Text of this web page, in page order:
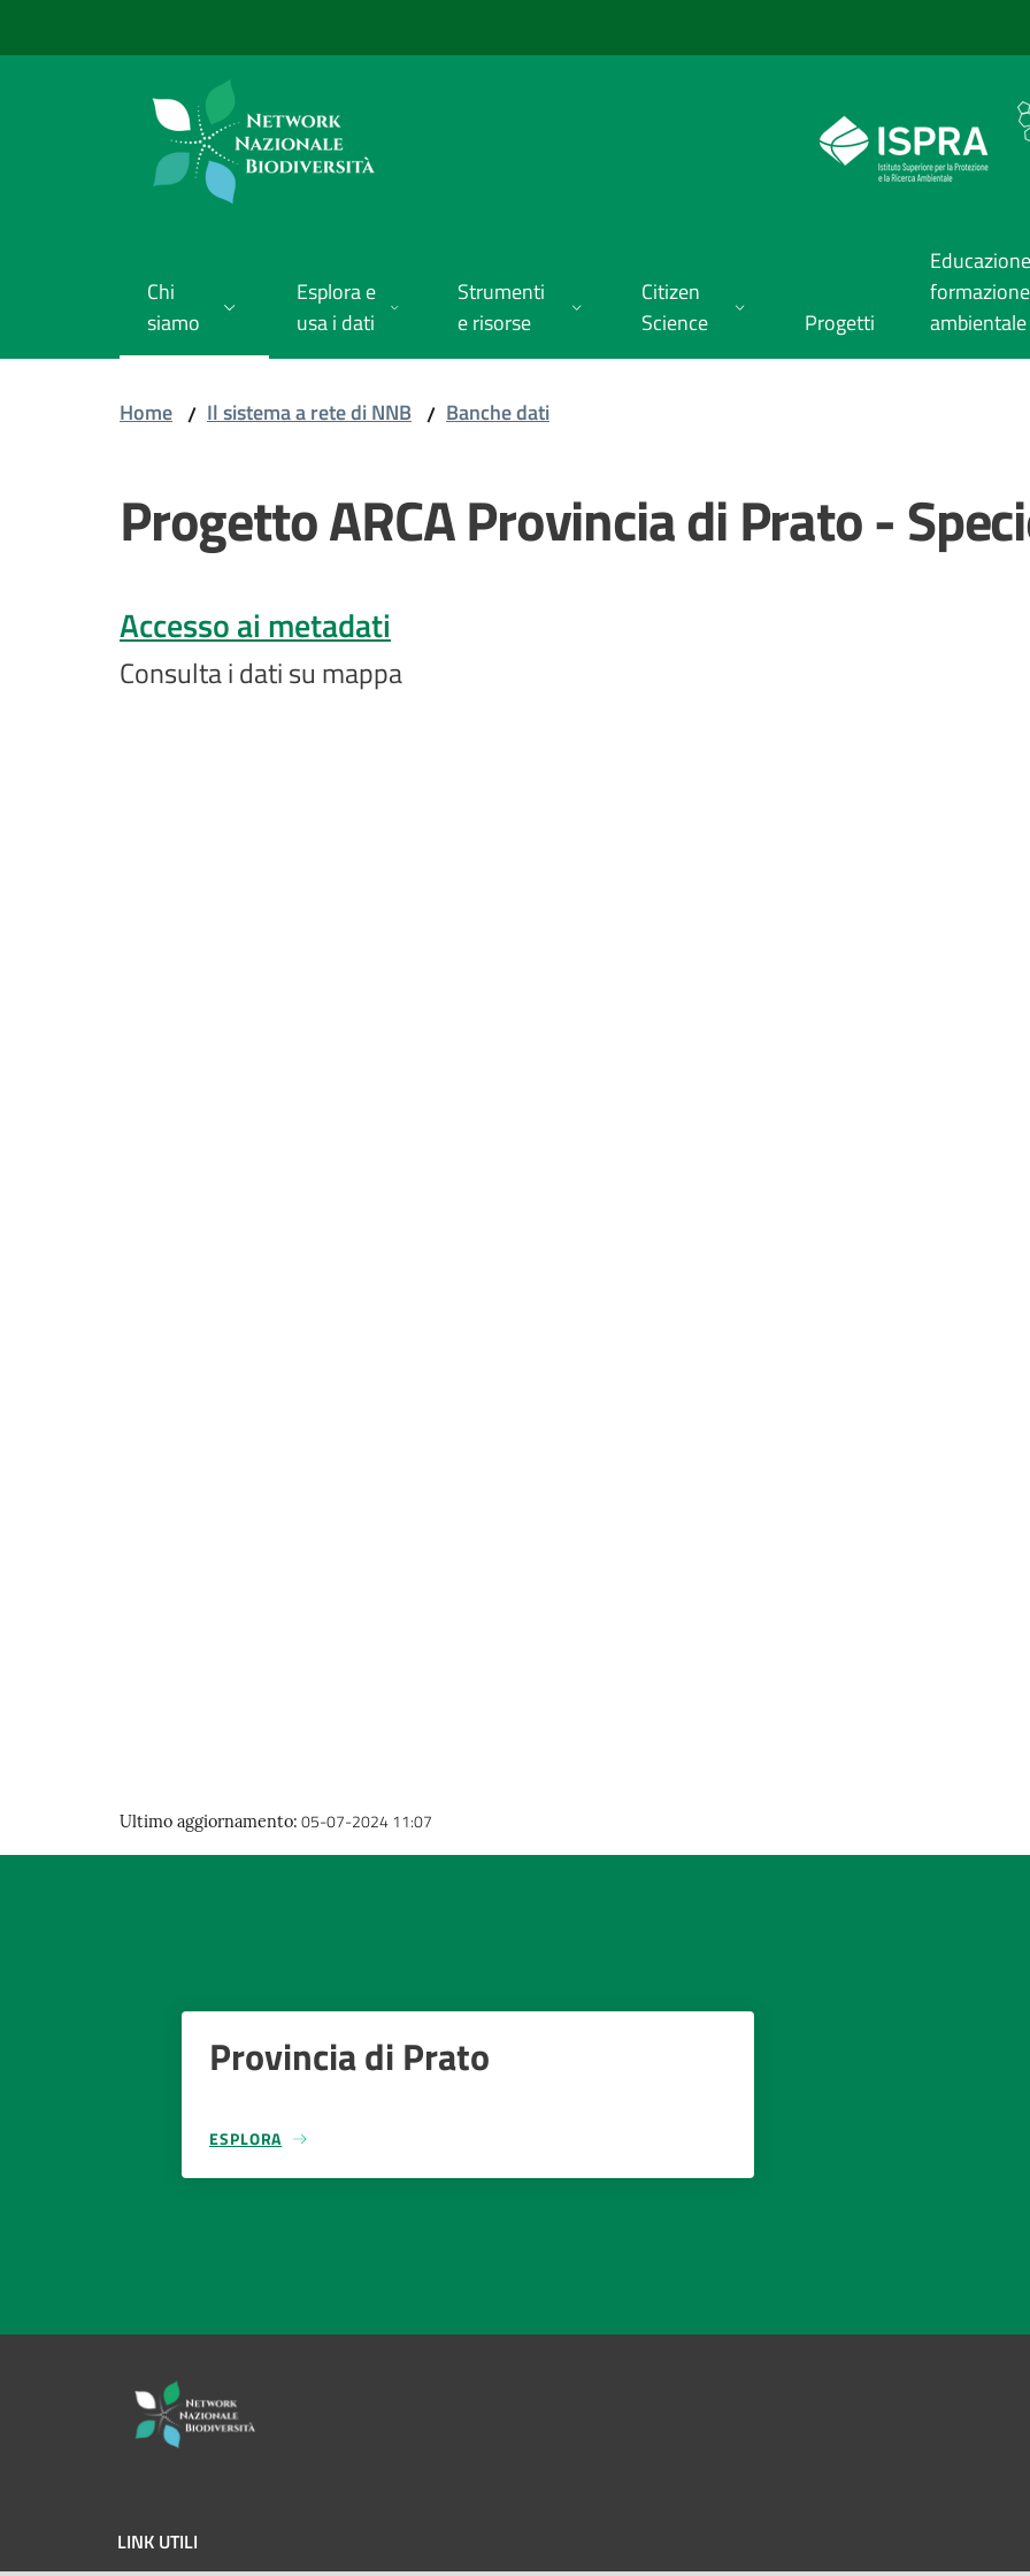
Chi
siamo
Esplora e
usa i dati
Strumenti
e risorse
Citizen
Science
Progetti
formazione
ambientale
Home / Il sistema a rete di NNB / Banche dati
Progetto ARCA Provincia di Prato -
Accesso ai metadati
Consulta i dati su mappa
Ultimo aggiornamento: 05-07-2024 11:07
Provincia di Prato
ESPLORA
LINK UTILI